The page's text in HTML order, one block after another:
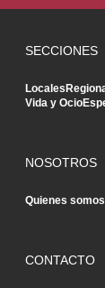
SECCIONES
Locales
Vida y Ocio
NOSOTROS
Quienes somos
CONTACTO